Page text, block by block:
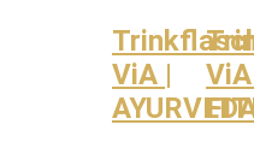
ViA |